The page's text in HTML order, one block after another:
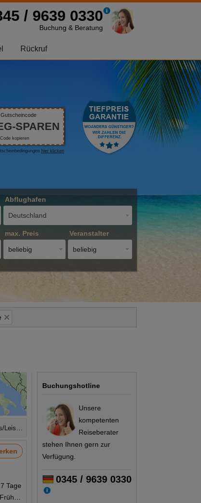
/ 9639 0330
Buchung & Beratung
Rückruf
Gutscheincode
SPAREN
Code kopieren
hier klicken
Abflughafen
Deutschland
max. Preis
beliebig
Veranstalter
beliebig
Buchungshotline
Unsere
kompetenten
Reiseberater
stehen Ihnen gern zur
Verfügung.
0345 / 9639 0330
Preis/Leistung
7 Tage
Doppelzimmer, Frühstück